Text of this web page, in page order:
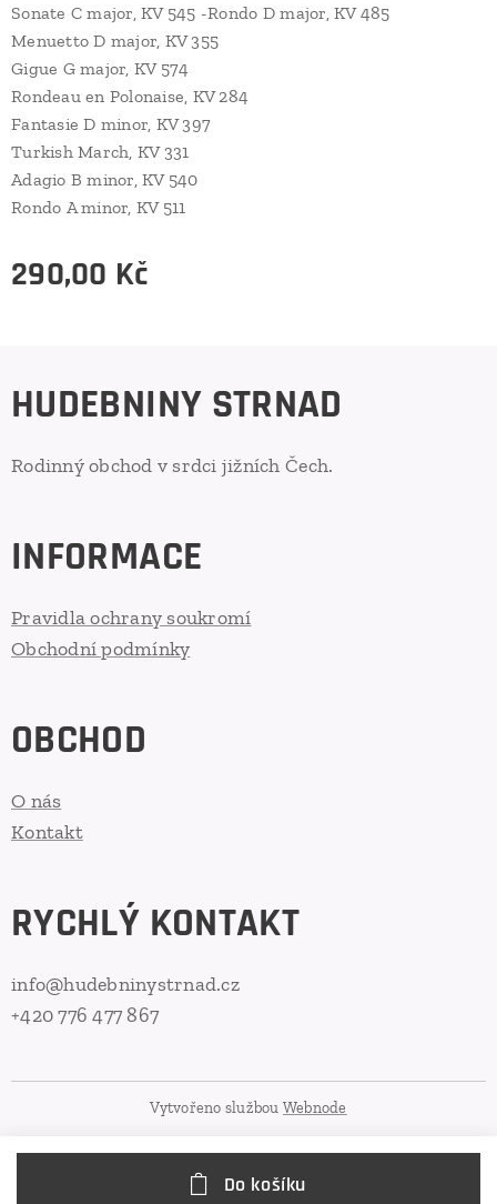
Sonate C major, KV 545 -Rondo D major, KV 485
Menuetto D major, KV 355
Gigue G major, KV 574
Rondeau en Polonaise, KV 284
Fantasie D minor, KV 397
Turkish March, KV 331
Adagio B minor, KV 540
Rondo A minor, KV 511
290,00 Kč
Do košíku
HUDEBNINY STRNAD
Rodinný obchod v srdci jižních Čech.
INFORMACE
Pravidla ochrany soukromí
Obchodní podmínky
OBCHOD
O nás
Kontakt
RYCHLÝ KONTAKT
info@hudebninystrnad.cz
+420 776 477 867
Vytvořeno službou Webnode